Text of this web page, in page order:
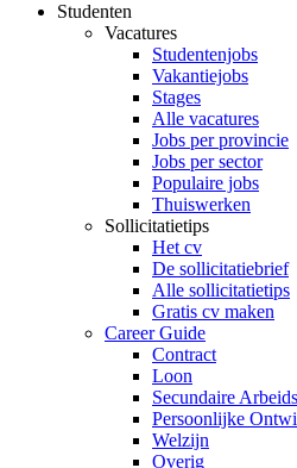
Studenten
Vacatures
Studentenjobs
Vakantiejobs
Stages
Alle vacatures
Jobs per provincie
Jobs per sector
Populaire jobs
Thuiswerken
Sollicitatietips
Het cv
De sollicitatiebrief
Alle sollicitatietips
Gratis cv maken
Career Guide
Contract
Loon
Secundaire
Persoonlijke
Welzijn
Overig